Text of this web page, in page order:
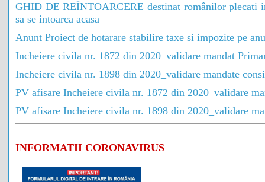
GHID DE REÎNTOARCERE destinat românilor plecati
sa se intoarca acasa
Anunt Proiect de hotarare stabilire taxe si impozite pe
Incheiere civila nr. 1872 din 2020_validare mandat
Incheiere civila nr. 1898 din 2020_validare mandate
PV afisare Incheiere civila nr. 1872 din 2020_validare
PV afisare Incheiere civila nr. 1898 din 2020_validare
INFORMATII CORONAVIRUS